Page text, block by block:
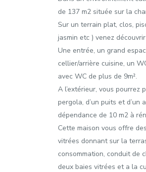
de 137 m2 située sur la
Sur un terrain plat, clos,
jasmin etc ) venez
Une entrée, un grand
cellier/arrière cuisine, un
avec WC de plus de 9m².
A l’extérieur, vous pourrez
pergola, d’un puits et d’un
dépendance de 10 m2 à
Cette maison vous offre
vitrées donnant sur la
consommation, conduit de
deux baies vitrées et a la